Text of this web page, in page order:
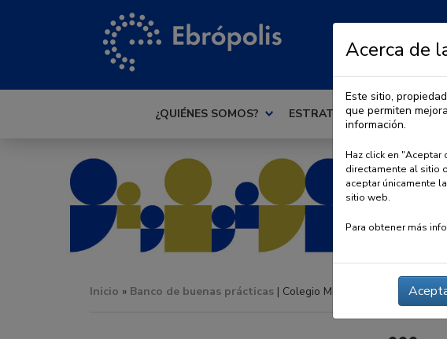
¿QUIÉNES SOMOS? ESTRATEGIA
Inicio » Banco de buenas prácticas | Colegio María Auxiliadora de
Acerca de
Este sitio,
que permiten
información.
Haz click en
directamente al sitio
aceptar únicamente
sitio web.
Para obtener más